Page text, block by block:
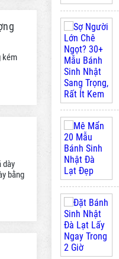
kém
dày
bằng